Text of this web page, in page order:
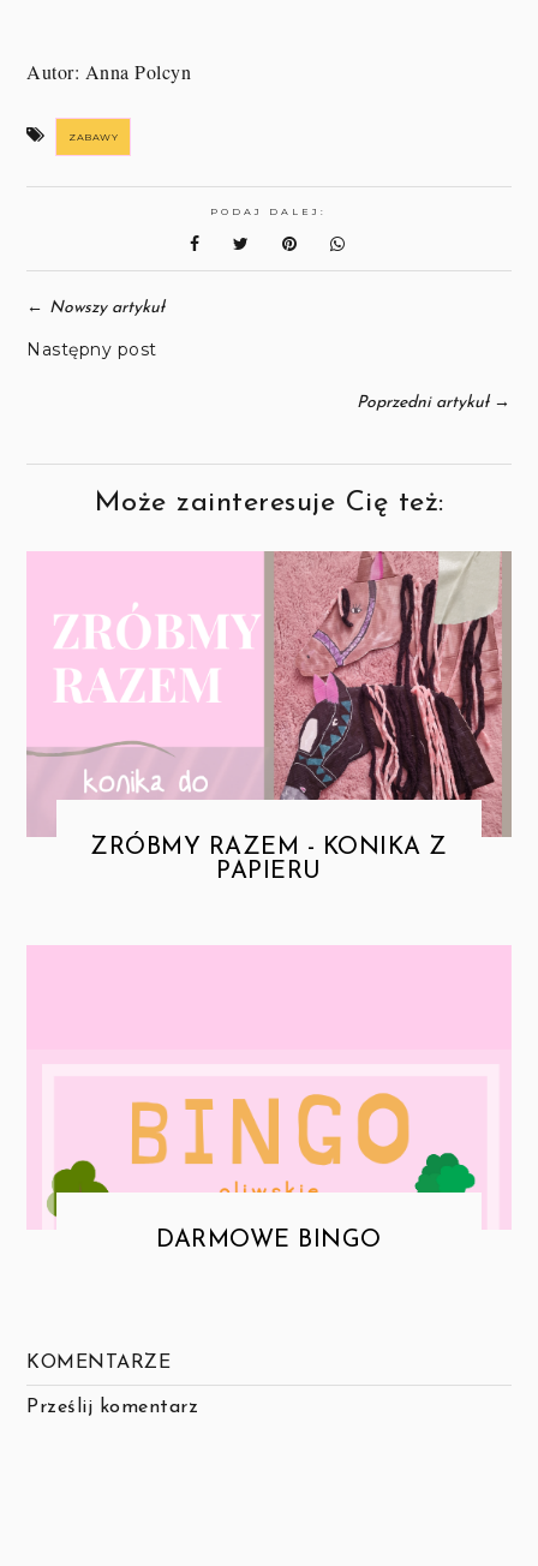
Autor: Anna Polcyn
ZABAWY
PODAJ DALEJ:
← Nowszy artykuł
Następny post
Poprzedni artykuł→
Może zainteresuje Cię też:
ZRÓBMY RAZEM - KONIKA Z
PAPIERU
DARMOWE BINGO
KOMENTARZE
Prześlij komentarz